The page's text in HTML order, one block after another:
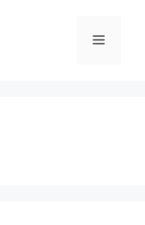
Menu